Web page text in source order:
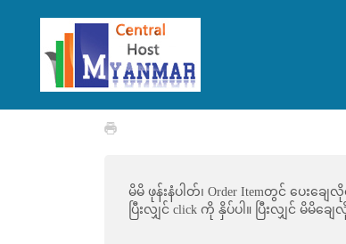
မိမိ ဖုန်းနံပါတ်၊ Order Itemတွင် ပေး
ပြီးလျှင် click ကို နှိပ်ပါ။ ပြီးလျှင် မိ